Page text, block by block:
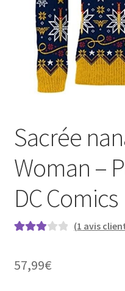
Sacrée
Woman –
DC Comics
5 basé
(1 avis
57,99€